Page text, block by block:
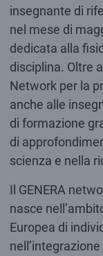
insegnante di
nel mese di
dedicata alla
disciplina. Oltre
Network per la
anche alle
di formazione
di
scienza e nella
Il GENERA
nasce
Europea di